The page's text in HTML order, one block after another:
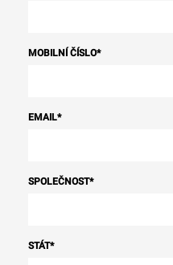
MOBILNÍ ČÍSLO*
EMAIL*
SPOLEČNOST*
STÁT*